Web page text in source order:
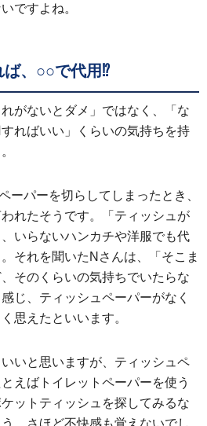
ですよね。
ば、○○で代用⁉
がないとダメ」ではなく、「な
ればいい」くらいの気持ちを持
ーパーを切らしてしまったとき、
れたそうです。「ティッシュが
いらないハンカチや洋服でも代
それを聞いたNさんは、「そこま
そのくらいの気持ちでいたらな
じ、ティッシュペーパーがなく
思えたといいます。
いと思いますが、ティッシュペ
えばトイレットペーパーを使う
ットティッシュを探してみるな